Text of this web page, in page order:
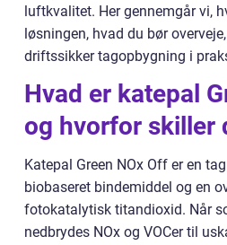
luftkvalitet. Her gennemgår vi,
løsningen, hvad du bør
driftssikker tagopbygning i
Hvad er katepal
og hvorfor skiller
Katepal Green NOx Off er en
biobaseret bindemiddel og en
fotokatalytisk titandioxid. Når
nedbrydes NOx og VOCer til